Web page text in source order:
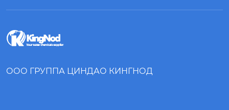
ООО ГРУППА ЦИНДАО КИНГНОД